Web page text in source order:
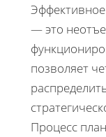
— это
позволяет
Процесс